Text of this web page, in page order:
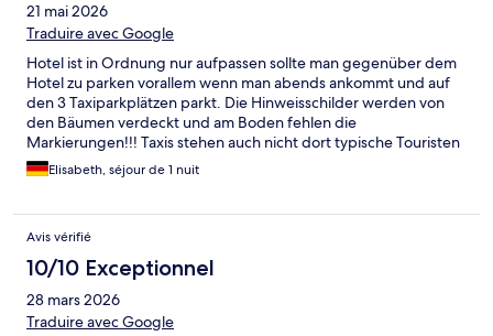
21 mai 2026
Traduire avec Google
Hotel ist in Ordnung nur aufpassen sollte man gegenüber dem
Hotel zu parken vorallem wenn man abends ankommt und auf
den 3 Taxiparkplätzen parkt. Die Hinweisschilder werden von
den Bäumen verdeckt und am Boden fehlen die
Markierungen!!! Taxis stehen auch nicht dort typische Touristen
falle.Elisabeth, séjour de 1 nuit
Avis vérifié
10/10 Exceptionnel
28 mars 2026
Traduire avec Google